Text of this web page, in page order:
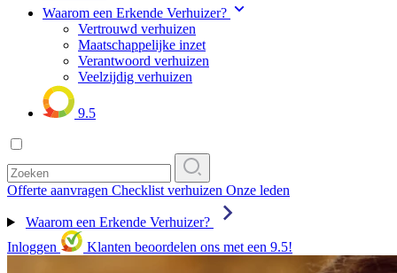
Waarom een Erkende Verhuizer?
Vertrouwd verhuizen
Maatschappelijke inzet
Verantwoord verhuizen
Veelzijdig verhuizen
9.5
Offerte aanvragen Checklist verhuizen Onze leden
Waarom een Erkende Verhuizer?
Inloggen
Klanten beoordelen ons met een 9.5!